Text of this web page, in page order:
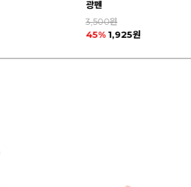
2,500원
45%1,375원